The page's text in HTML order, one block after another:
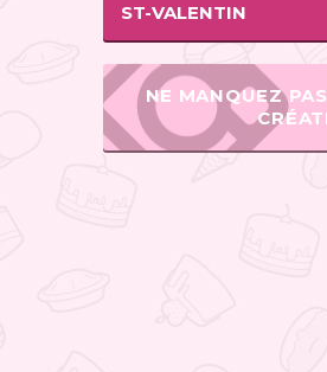
ST-VALENTIN
NE MANQUEZ